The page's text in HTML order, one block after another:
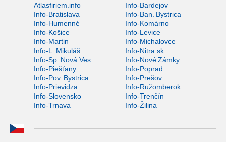
Atlasfiriem.info
Info-Bardejov
Info-Bratislava
Info-Ban. Bystrica
Info-Humenné
Info-Komárno
Info-Košice
Info-Levice
Info-Martin
Info-Michalovce
Info-L. Mikuláš
Info-Nitra.sk
Info-Sp. Nová Ves
Info-Nové Zámky
Info-Piešťany
Info-Poprad
Info-Pov. Bystrica
Info-Prešov
Info-Prievidza
Info-Ružomberok
Info-Slovensko
Info-Trenčín
Info-Trnava
Info-Žilina